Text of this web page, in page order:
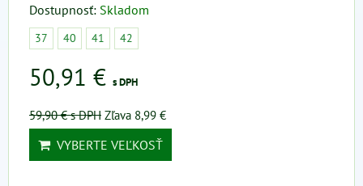
Dostupnosť: Skladom
37 40 41 42
50,91 € s DPH
59,90 €s DPH Zľava 8,99 €
VYBERTE VEĽKOSŤ